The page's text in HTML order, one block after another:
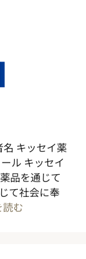
キッセイ薬
ル キッセイ
品を通じて
て社会に奉
む